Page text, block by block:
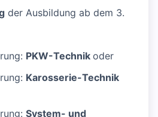
der Ausbildung ab dem 3.
PKW-Technik oder
Karosserie-Technik
System- und